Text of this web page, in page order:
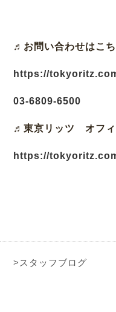
♬お問い合わせはこ
https://
03-6809-6500
♬東京リッツ オフィ
https://
>スタッフブログ